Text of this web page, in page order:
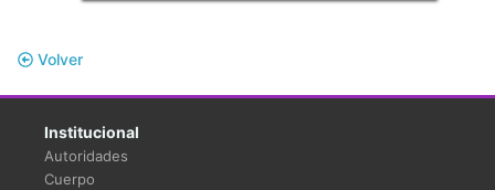
Volver
Institucional
Autoridades
Cuerpo